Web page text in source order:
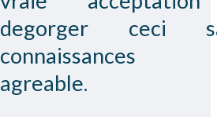
degorger ceci
connaissances
agreable.